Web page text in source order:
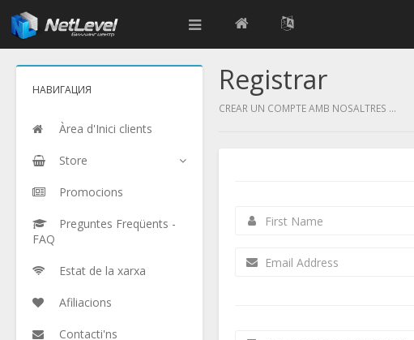
НАВИГАЦИЯ
Àrea d'Inici clients
Store
Promocions
Preguntes Freqüents -
FAQ
Estat de la xarxa
Afiliacions
Contacti'ns
Registrar
CREAR UN COMPTE AMB NOSALTRES ...